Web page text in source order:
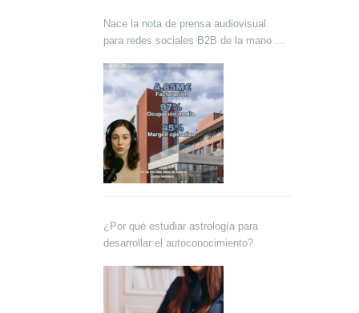
Nace la nota de prensa audiovisual
para redes sociales B2B de la mano de
¿Por qué estudiar astrología para
desarrollar el autoconocimiento?